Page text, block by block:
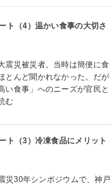
ト（4）温かい食事の大切さ
震災被災者。当時は簡便に食
とんど聞かれなかった。だが
い食事」へのニーズが官民と
む
ト（3）冷凍食品にメリット
30年シンポジウムで、神戸